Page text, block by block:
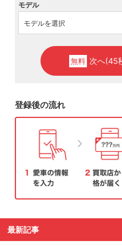
モデル
無料 次へ(45
登録後の流れ
最新記事